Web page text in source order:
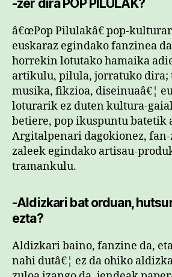
-zer dira POP PILULAK?
â€œPop Pilulakâ€ pop-
euskaraz egindako fanzinea
horrekin lotutako hamaika
artikulu, pilula, jorratuko dira;
musika, fikzioa, diseinuaâ€¦
loturarik ez duten kultura-
betiere, pop ikuspuntu batetik
Argitalpenari dagokionez, fan-
zaleek egindako artisau-
tramankulu.
-Aldizkari bat orduan,
ezta?
Aldizkari baino, fanzine da,
nahi dutâ€¦ ez da ohiko